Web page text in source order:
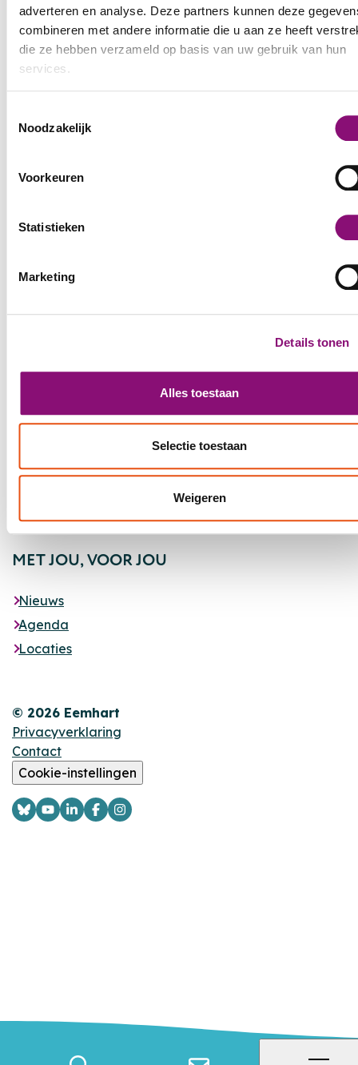
adverteren en analyse. Deze partners kunnen deze
combineren met andere informatie die u aan ze heeft
die ze hebben verzameld op basis van uw gebruik van hun
services.
ontvangen en verwerken.
Noodzakelijk
Voorkeuren
Statistieken
Marketing
Details tonen
Alles toestaan
Selectie toestaan
Weigeren
gezonde balans kan voor jou het verschil
maken. Wacht jij ook op regels vanuit de
overheid of school? Of tot grote techbedrijven
hun algoritme aanpassen? Je kunt ook een
Jij bepaalt hoe gezond schermgebruik er voor
Mediawijsheid 2026 (6 t/m 13 november) over
www.mediawijsheid.nl/
Footer
MET JOU,VOOR JOU
Nieuws
Agenda
Locaties
© 2026 Eemhart
Privacyverklaring
Contact
Cookie-instellingen
LogoLogoLogoLogoLogo